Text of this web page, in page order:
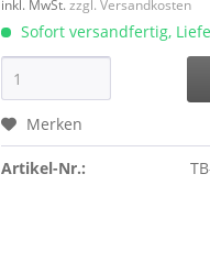
inkl. MwSt.zzgl. Versandkosten
Sofort versandfertig,
Merken
Artikel-Nr.: